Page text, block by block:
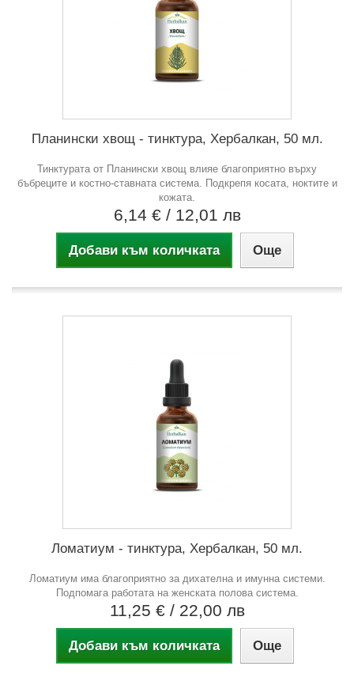
Планински хвощ - тинктура, Хербалкан, 50 мл.
Тинктурата от Планински хвощ влияе благоприятно върху
бъбреците и костно-ставната система. Подкрепя косата, ноктите и
кожата.
6,14 € / 12,01 лв
Добави към количката Още
Ломатиум - тинктура, Хербалкан, 50 мл.
Ломатиум има благоприятно за дихателна и имунна системи.
Подпомага работата на женската полова система.
11,25 € / 22,00 лв
Добави към количката Още